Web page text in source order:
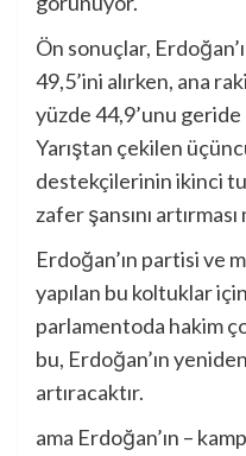
Ön sonuçlar,
49,5’ini alırken, ana
yüzde 44,9’unu geride
Yarıştan çekilen
destekçilerinin ikinci
zafer şansını
Erdoğan’ın partisi ve
yapılan bu koltuklar
parlamentoda hakim
bu, Erdoğan’ın
artıracaktır.
ama Erdoğan’ın –